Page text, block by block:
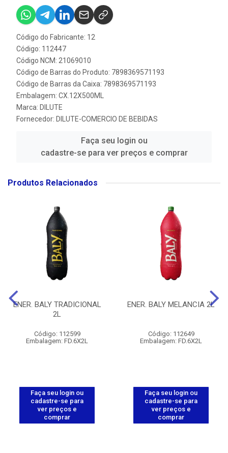
Código do Fabricante: 12
Código: 112447
Código NCM: 21069010
Código de Barras do Produto: 7898369571193
Código de Barras da Caixa: 7898369571193
Embalagem: CX.12X500ML
Marca: DILUTE
Fornecedor: DILUTE-COMERCIO DE BEBIDAS
Faça seu login ou
cadastre-se para ver preços e comprar
Produtos Relacionados
ENER. BALY TRADICIONAL
2L
Código: 112599
Embalagem: FD.6X2L
Faça seu login ou
cadastre-se para
ver preços e
comprar
ENER. BALY MELANCIA 2L
Código: 112649
Embalagem: FD.6X2L
Faça seu login ou
cadastre-se para
ver preços e
comprar